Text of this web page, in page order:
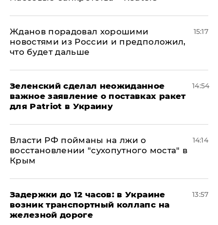
Жданов порадовал хорошими
новостями из России и предположил,
что будет дальше
15:17
Зеленский сделал неожиданное
важное заявление о поставках ракет
для Patriot в Украину
14:54
Власти РФ пойманы на лжи о
восстановлении "сухопутного моста" в
Крым
14:14
Задержки до 12 часов: в Украине
возник транспортный коллапс на
железной дороге
13:57